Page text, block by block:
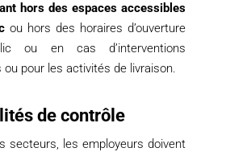
hors des espaces accessibles
ou hors des horaires d’ouverture
ou en cas d’interventions
ou pour les activités de livraison.
de contrôle
secteurs, les employeurs doivent